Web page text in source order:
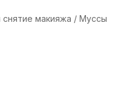
макияжа / Муссы